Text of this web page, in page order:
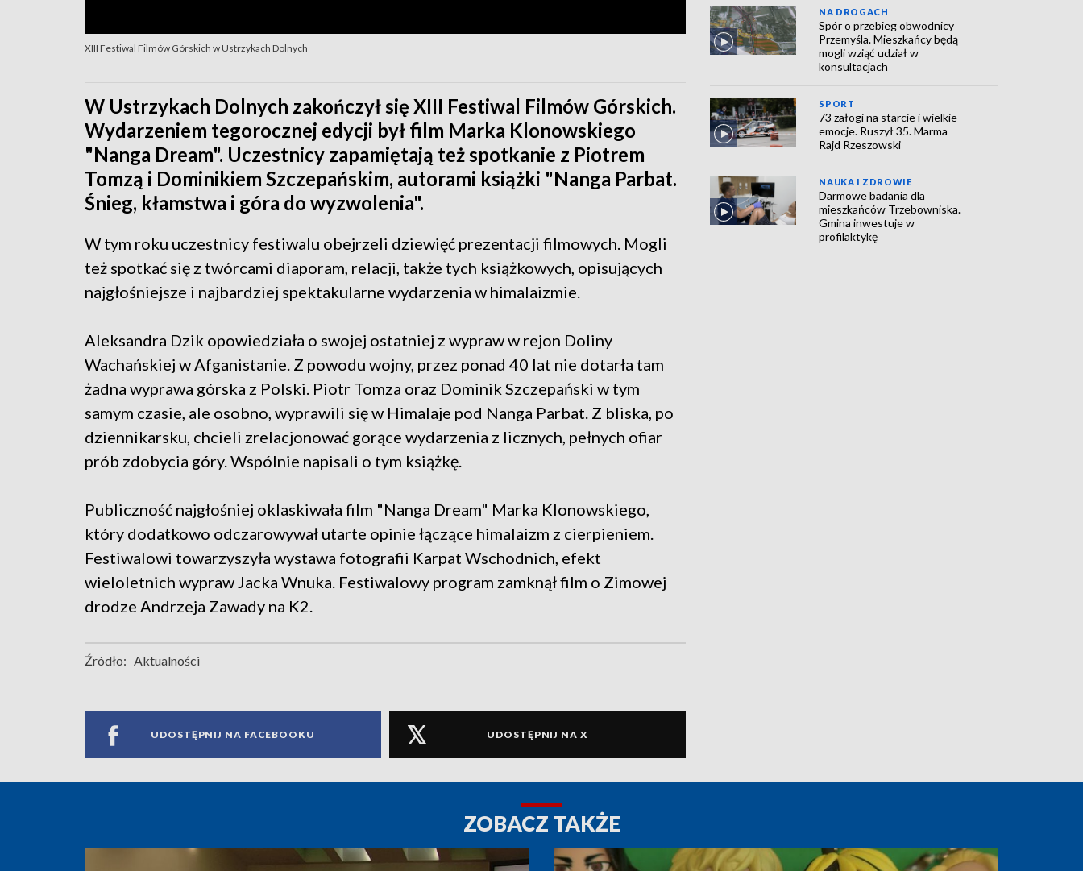
XIII Festiwal Filmów Górskich w Ustrzykach Dolnych
W Ustrzykach Dolnych zakończył się XIII Festiwal Filmów Górskich.
Wydarzeniem tegorocznej edycji był film Marka Klonowskiego
"Nanga Dream". Uczestnicy zapamiętają też spotkanie z Piotrem
Tomzą i Dominikiem Szczepańskim, autorami książki "Nanga Parbat.
Śnieg, kłamstwa i góra do wyzwolenia".
W tym roku uczestnicy festiwalu obejrzeli dziewięć prezentacji filmowych. Mogli
też spotkać się z twórcami diaporam, relacji, także tych książkowych, opisujących
najgłośniejsze i najbardziej spektakularne wydarzenia w himalaizmie.
Aleksandra Dzik opowiedziała o swojej ostatniej z wypraw w rejon Doliny
Wachańskiej w Afganistanie. Z powodu wojny, przez ponad 40 lat nie dotarła tam
żadna wyprawa górska z Polski. Piotr Tomza oraz Dominik Szczepański w tym
samym czasie, ale osobno, wyprawili się w Himalaje pod Nanga Parbat. Z bliska, po
dziennikarsku, chcieli zrelacjonować gorące wydarzenia z licznych, pełnych ofiar
prób zdobycia góry. Wspólnie napisali o tym książkę.
Publiczność najgłośniej oklaskiwała film "Nanga Dream" Marka Klonowskiego,
który dodatkowo odczarowywał utarte opinie łączące himalaizm z cierpieniem.
Festiwalowi towarzyszyła wystawa fotografii Karpat Wschodnich, efekt
wieloletnich wypraw Jacka Wnuka. Festiwalowy program zamknął film o Zimowej
drodze Andrzeja Zawady na K2.
Źródło: Aktualności
UDOSTĘPNIJ NA FACEBOOKU UDOSTĘPNIJ NA X
NA DROGACH
Spór o przebieg obwodnicy
Przemyśla. Mieszkańcy będą
mogli wziąć udział w
konsultacjach
SPORT
73 załogi na starcie i wielkie
emocje. Ruszył 35. Marma
Rajd Rzeszowski
NAUKA I ZDROWIE
Darmowe badania dla
mieszkańców Trzebowniska.
Gmina inwestuje w
profilaktykę
ZOBACZ TAKŻE